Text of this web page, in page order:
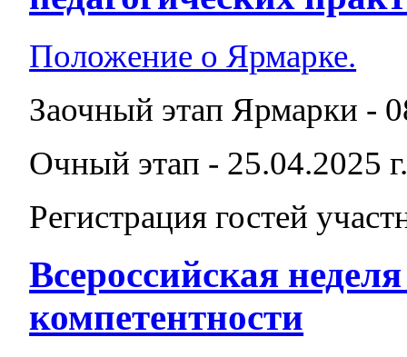
Положение о Ярмарке.
Заочный этап Ярмарки -
Очный этап - 25.04.2025
Регистрация гостей
Всероссийская
компетентности